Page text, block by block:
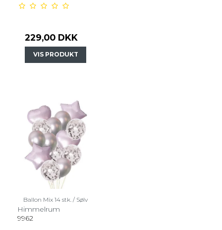
229,00 DKK
VIS PRODUKT
Ballon Mix 14 stk. / Sølv
Himmelrum
9962